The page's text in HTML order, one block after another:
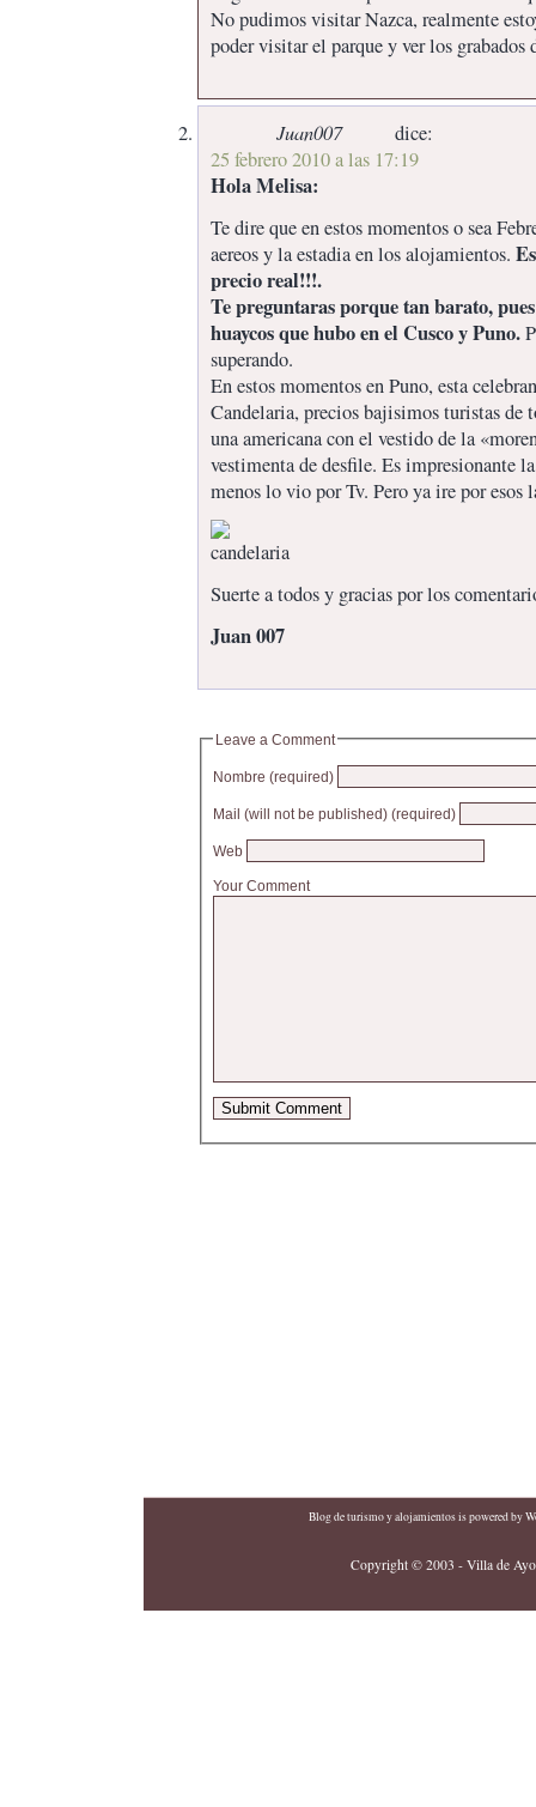
No pudimos visitar Nazca, realmente
poder visitar el parque y ver los grabados
Juan007
dice:
25 febrero 2010 a las 17:19
Hola Melisa:
Te dire que en estos momentos o sea
aereos y la estadia en los alojamientos.
precio real!!!.
Te preguntaras porque tan barato,
huaycos que hubo en el Cusco y Puno.
superando.
En estos momentos en Puno, esta
Candelaria, precios bajisimos turistas de
una americana con el vestido de la
vestimenta de desfile. Es impresionante
menos lo vio por Tv. Pero ya ire por esos
Suerte a todos y gracias por los
Juan 007
Leave a Comment
Nombre (required)
Mail (will not be published) (required)
Web
Your Comment
Blog de turismo y alojamientosis powered by
Copyright © 2003 - Villa de